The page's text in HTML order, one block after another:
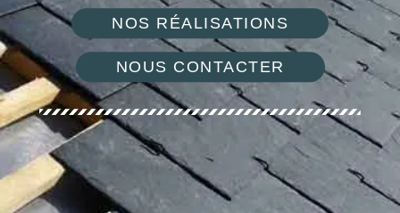
NOS RÉALISATIONS
NOUS CONTACTER